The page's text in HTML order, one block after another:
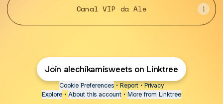
Canal VIP da Ale
Join alechikamisweets on Linktree
Cookie Preferences • Report • Privacy
Explore • About this account • More from Linktree